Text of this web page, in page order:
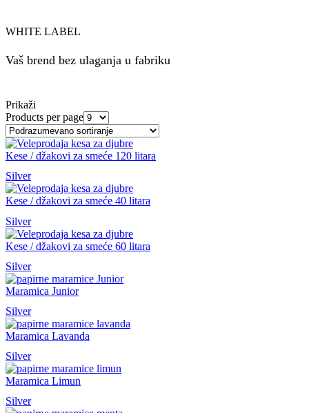
WHITE LABEL
Vaš brend bez ulaganja u fabriku
Prikaži
Products per page
Kese / džakovi za smeće 120 litara
Silver
Kese / džakovi za smeće 40 litara
Silver
Kese / džakovi za smeće 60 litara
Silver
Maramica Junior
Silver
Maramica Lavanda
Silver
Maramica Limun
Silver